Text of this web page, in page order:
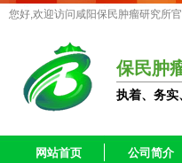
您好,欢迎访问咸阳保民肿瘤研究所官
保民肿
执着、务实
网站首页 公司简介